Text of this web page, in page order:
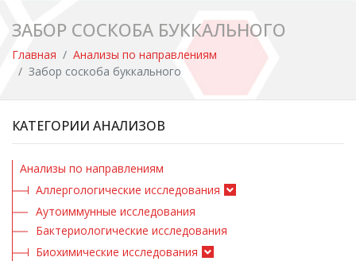
ЗАБОР СОСКОБА БУККАЛЬНОГО
Главная
Анализы по направлениям
Забор соскоба буккального
КАТЕГОРИИ АНАЛИЗОВ
Анализы по направлениям
Аллергологические исследования
Аутоиммунные исследования
Бактериологические исследования
Биохимические исследования